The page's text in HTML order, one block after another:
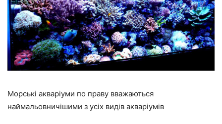
Морські акваріуми по праву вважаються
наймальовничішими з усіх видів акваріумів